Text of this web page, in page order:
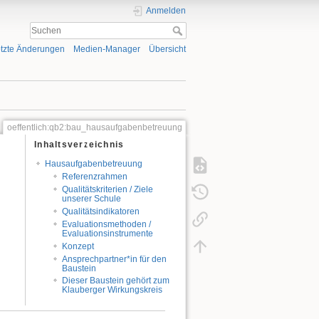
Anmelden
Änderungen Medien-Manager Übersicht
oeffentlich:qb2:bau_hausaufgabenbetreuung
Inhaltsverzeichnis
Hausaufgabenbetreuung
Referenzrahmen
Qualitätskriterien / Ziele
unserer Schule
Qualitätsindikatoren
Evaluationsmethoden /
Evaluationsinstrumente
Konzept
Ansprechpartner*in für den
Baustein
Dieser Baustein gehört zum
Klauberger Wirkungskreis